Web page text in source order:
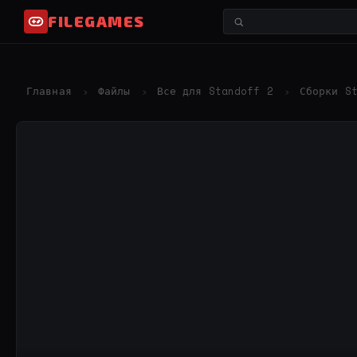
FILEGAMES
Главная › Файлы › Все для Standoff 2 › Сборки